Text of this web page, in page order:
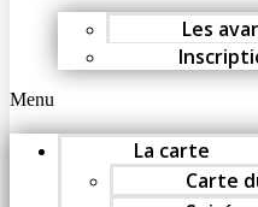
Les
Menu
La carte
Carte